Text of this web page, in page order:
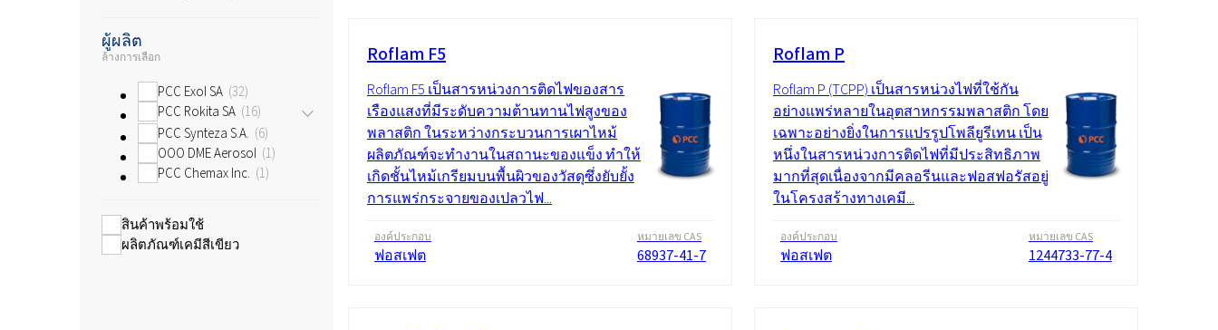
ผู้ผลิต
ล้างการเลือก
PCC Exol SA 32
PCC Rokita SA 16
PCC Synteza S.A. 6
OOO DME Aerosol 1
PCC Chemax Inc. 1
สินค้าพร้อมใช้
ผลิตภัณฑ์เคมีสีเขียว
Roflam F5
Roflam F5 เป็นสารหน่วงการติดไฟของสาร
เรืองแสงที่มีระดับความต้านทานไฟสูงของ
พลาสติก ในระหว่างกระบวนการเผาไหม้
ผลิตภัณฑ์จะทำงานในสถานะของแข็ง ทำให้
เกิดชั้นไหม้เกรียมบนพื้นผิวของวัสดุซึ่งยับยั้ง
การแพร่กระจายของเปลวไฟ...
องค์ประกอบ
ฟอสเฟต
หมายเลข CAS
68937-41-7
Roflam P
Roflam P (TCPP) เป็นสารหน่วงไฟที่ใช้กัน
อย่างแพร่หลายในอุตสาหกรรมพลาสติก โดย
เฉพาะอย่างยิ่งในการแปรรูปโพลียูรีเทน เป็น
หนึ่งในสารหน่วงการติดไฟที่มีประสิทธิภาพ
มากที่สุดเนื่องจากมีคลอรีนและฟอสฟอรัสอยู่
ในโครงสร้างทางเคมี...
องค์ประกอบ
ฟอสเฟต
หมายเลข CAS
1244733-77-4